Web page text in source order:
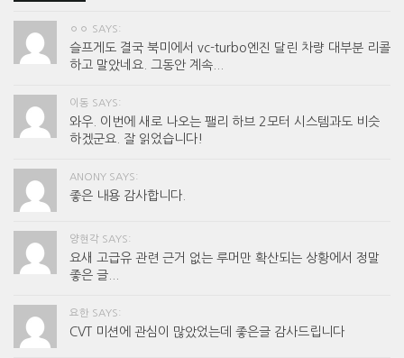
ㅇㅇ SAYS:
슬프게도 결국 북미에서 vc-turbo엔진 달린 차량 대부분 리콜
하고 말았네요. 그동안 계속...
이동 SAYS:
와우. 이번에 새로 나오는 팰리 하브 2모터 시스템과도 비슷
하겠군요. 잘 읽었습니다!
ANONY SAYS:
좋은 내용 감사합니다.
양현각 SAYS:
요새 고급유 관련 근거 없는 루머만 확산되는 상황에서 정말
좋은 글...
요한 SAYS:
CVT 미션에 관심이 많았었는데 좋은글 감사드립니다